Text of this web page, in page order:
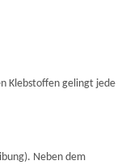
Klebstoffen gelingt jede
Neben dem